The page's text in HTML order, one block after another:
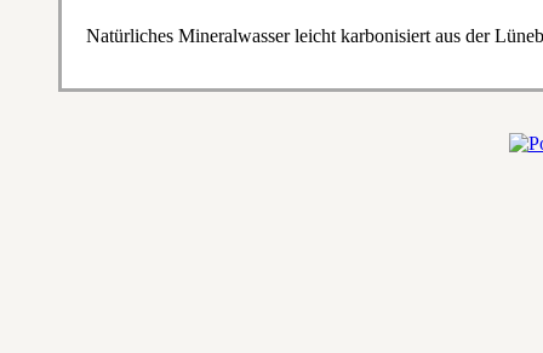
Natürliches Mineralwasser leicht karbonisiert aus der